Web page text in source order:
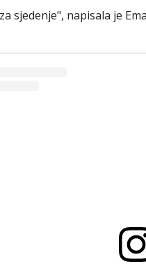
sjedenje", napisala je